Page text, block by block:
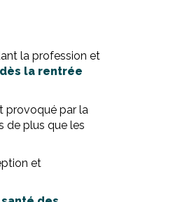
la profession et
la rentrée
provoqué par la
de plus que les
et